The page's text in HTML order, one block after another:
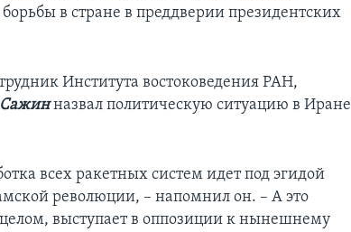
в стране в преддверии президентских
Института востоковедения РАН,
назвал политическую ситуацию в Иране
всех ракетных систем идет под эгидой
революции, – напомнил он. – А это
целом, выступает в оппозиции к нынешнему